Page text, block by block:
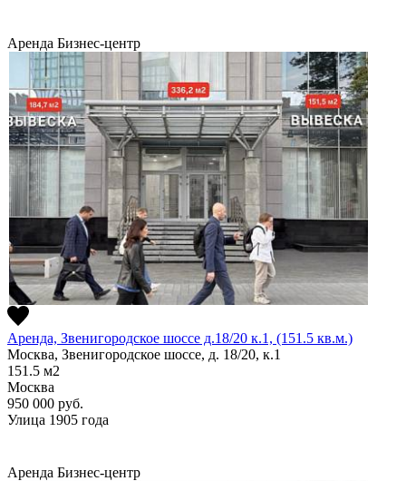
Аренда Бизнес-центр
Аренда, Звенигородское шоссе д.18/20 к.1, (151.5 кв.м.)
Москва, Звенигородское шоссе, д. 18/20, к.1
151.5 м2
Москва
950 000 руб.
Улица 1905 года
Аренда Бизнес-центр